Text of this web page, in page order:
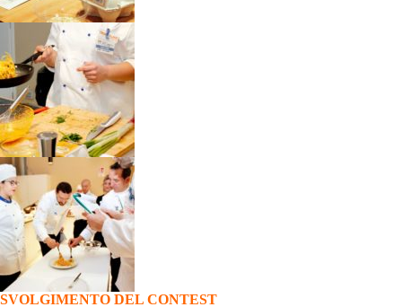
SVOLGIMENTO DEL CONTEST